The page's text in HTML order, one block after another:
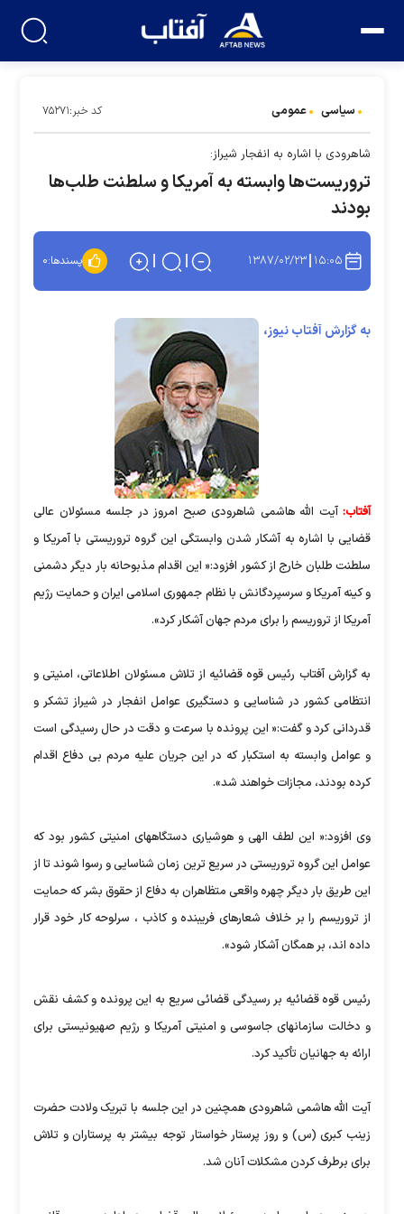
سیاسی عمومی کد خبر:۷۵۲۷۱
شاهرودی با اشاره به انفجار شیراز:
تروریست‌ها وابسته به آمریکا و سلطنت طلب‌ها
بودند
۱۵:۰۵ ۱۳۸۷/۰۲/۲۳ پسندها:۰
به گزارش آفتاب نیوز،
آفتاب:آیت الله هاشمی شاهرودی صبح امروز در جلسه مسئولان عالی
قضایی با اشاره به آشکار شدن وابستگی این گروه تروریستی با آمریکا و
سلطنت طلبان خارج از کشور افزود:« این اقدام مذبوحانه بار دیگر دشمنی
و کینه آمریکا و سرسپردگانش با نظام جمهوری اسلامی ایران و حمایت رژیم
آمریکا از تروریسم را برای مردم جهان آشکار کرد».
به گزارش آفتاب رئیس قوه قضائیه از تلاش مسئولان اطلاعاتی، امنیتی و
انتظامی کشور در شناسایی و دستگیری عوامل انفجار در شیراز تشکر و
قدردانی کرد و گفت:« این پرونده با سرعت و دقت در حال رسیدگی است
و عوامل وابسته به استکبار که در این جریان علیه مردم بی دفاع اقدام
کرده بودند، مجازات خواهند شد».
وی افزود:« این لطف الهی و هوشیاری دستگاههای امنیتی کشور بود که
عوامل این گروه تروریستی در سریع ترین زمان شناسایی و رسوا شوند تا از
این طریق بار دیگر چهره واقعی متظاهران به دفاع از حقوق بشر که حمایت
از تروریسم را بر خلاف شعارهای فریبنده و کاذب ، سرلوحه کار خود قرار
داده اند، بر همگان آشکار شود».
رئیس قوه قضائیه بر رسیدگی قضائی سریع به این پرونده و کشف نقش
و دخالت سازمانهای جاسوسی و امنیتی آمریکا و رژیم صهیونیستی برای
ارائه به جهانیان تأکید کرد.
آیت الله هاشمی شاهرودی همچنین در این جلسه با تبریک ولادت حضرت
زینب کبری (س) و روز پرستار خواستار توجه بیشتر به پرستاران و تلاش
برای برطرف کردن مشکلات آنان شد.